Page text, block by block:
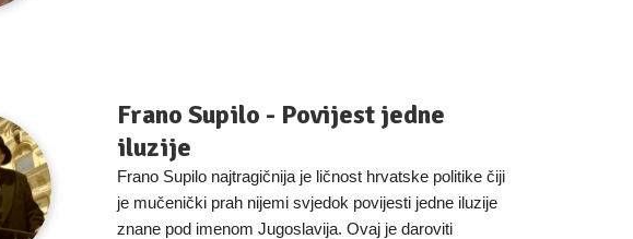
Frano Supilo - Povijest jedne
iluzije
Frano Supilo najtragičnija je ličnost hrvatske politike čiji
je mučenički prah nijemi svjedok povijesti jedne iluzije
znane pod imenom Jugoslavija. Ovaj je daroviti